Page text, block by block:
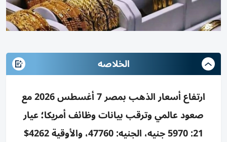
الخلاصه
ارتفاع أسعار الذهب بمصر 7 أغسطس 2026 مع
صعود عالمي وترقب بيانات وظائف أمريكا؛ عيار
21: 5970 جنيه، الجنيه: 47760، والأوقية 4262$